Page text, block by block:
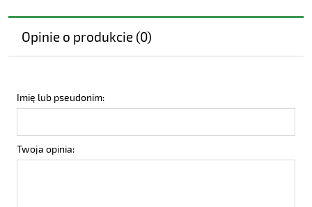
Opinie o produkcie (0)
Imię lub pseudonim:
Twoja opinia: